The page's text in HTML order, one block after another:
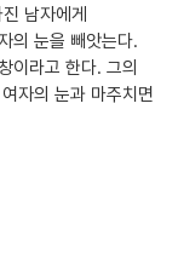
남자에게
의 눈을 빼앗는다.
이라고 한다. 그의
자의 눈과 마주치면